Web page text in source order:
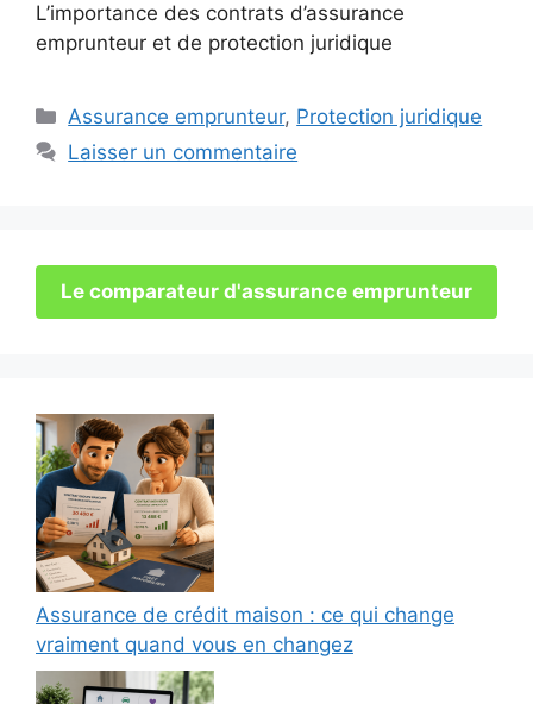
L’importance des contrats d’assurance
emprunteur et de protection juridique
Catégories
Assurance emprunteur, Protection juridique
Laisser un commentaire
Le comparateur d'assurance emprunteur
Assurance de crédit maison : ce qui change
vraiment quand vous en changez